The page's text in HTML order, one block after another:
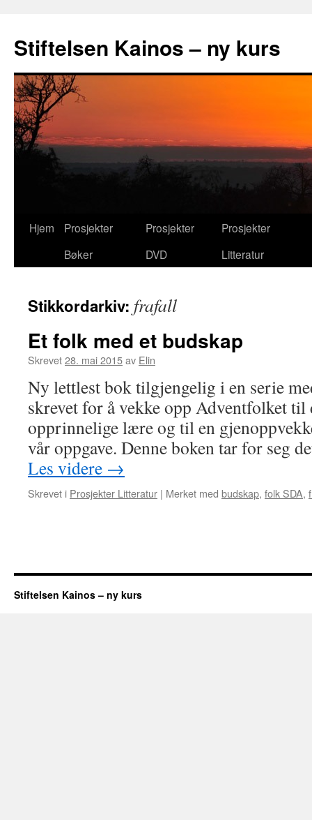
innhold
Stiftelsen Kainos – ny kurs
Hjem
Prosjekter
Bøker
Prosjekter
DVD
Prosjekter
Litteratur
Stikkordarkiv: frafall
Et folk med et budskap
Skrevet28. mai 2015av Elin
Ny lettlest bok tilgjengelig i en serie
skrevet for å vekke opp Adventfolket til
opprinnelige lære og til en
vår oppgave. Denne boken tar for seg
Les videre →
Skrevet i Prosjekter Litteratur | Merket med budskap, folk SDA,
Stiftelsen Kainos – ny kurs